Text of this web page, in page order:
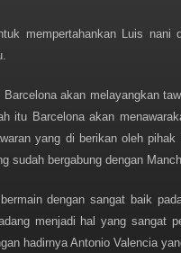
mempertahankan Luis nani
Barcelona akan melayangkan
itu Barcelona akan
yang di berikan oleh
sudah bergabung dengan
dengan sangat baik
menjadi hal yang sangat
hadirnya Antonio Valencia